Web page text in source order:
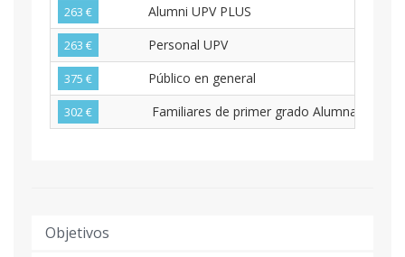
263 € Alumni UPV PLUS
263 € Personal UPV
375 € Público en general
302 €
Objetivos